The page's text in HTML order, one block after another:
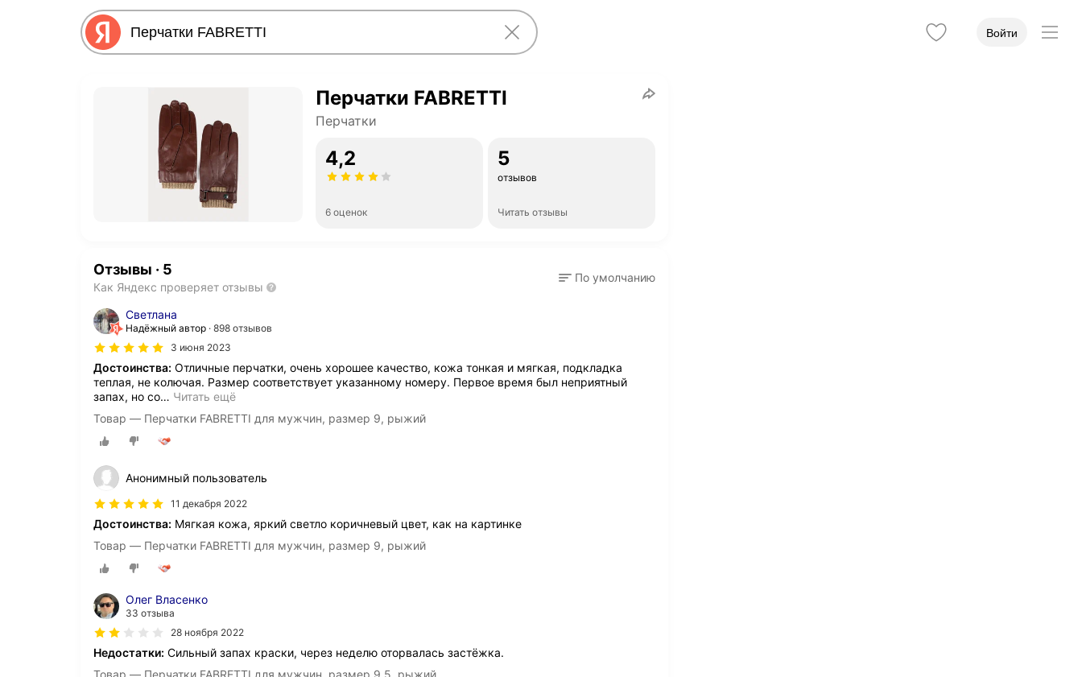
Войти
Перчатки FABRETTI
Перчатки
4,2
6 оценок
5
отзывов
Читать отзывы
Отзывы · 5
Как Яндекс проверяет отзывы
По умолчанию
Светлана
Надёжный автор 898 отзывов
3 июня 2023
Достоинства: Отличные перчатки, очень хорошее качество, кожа тонкая и мягкая, подкладка
теплая, не колючая. Размер соответствует указанному номеру. Первое время был неприятный
запах, но со… Читать ещё
Товар — Перчатки FABRETTI для мужчин, размер 9, рыжий
Анонимный пользователь
11 декабря 2022
Достоинства: Мягкая кожа, яркий светло коричневый цвет, как на картинке
Товар — Перчатки FABRETTI для мужчин, размер 9, рыжий
Олег Власенко
33 отзыва
28 ноября 2022
Недостатки: Сильный запах краски, через неделю оторвалась застёжка.